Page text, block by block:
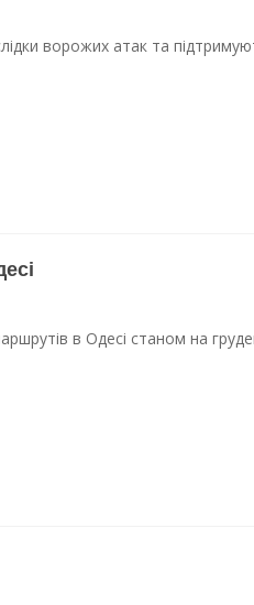
ворожих атак та
в Одесі станом на